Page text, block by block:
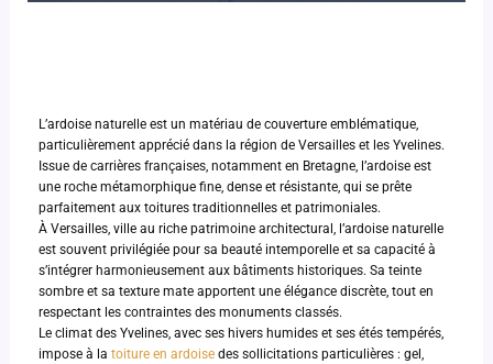
L’ardoise naturelle est un matériau de couverture emblématique,
particulièrement apprécié dans la région de Versailles et les Yvelines.
Issue de carrières françaises, notamment en Bretagne, l’ardoise est
une roche métamorphique fine, dense et résistante, qui se prête
parfaitement aux toitures traditionnelles et patrimoniales.
À Versailles, ville au riche patrimoine architectural, l’ardoise naturelle
est souvent privilégiée pour sa beauté intemporelle et sa capacité à
s’intégrer harmonieusement aux bâtiments historiques. Sa teinte
sombre et sa texture mate apportent une élégance discrète, tout en
respectant les contraintes des monuments classés.
Le climat des Yvelines, avec ses hivers humides et ses étés tempérés,
impose à latoiture en ardoise des sollicitations particulières : gel,